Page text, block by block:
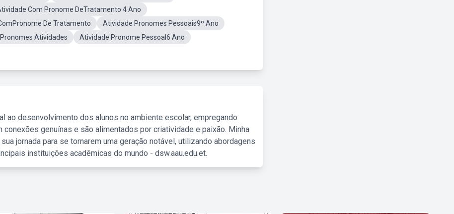
Com Pronome DeTratamento 4 Ano
De Tratamento
Atividade Pronomes Pessoais9º Ano
Atividades
Atividade Pronome Pessoal6 Ano
ao desenvolvimento dos alunos no ambiente escolar, empregando
genuínas e são alimentados por criatividade e paixão. Minha
jornada para se tornarem uma geração notável, utilizando abordagens
instituições acadêmicas do mundo - dsw.aau.edu.et.